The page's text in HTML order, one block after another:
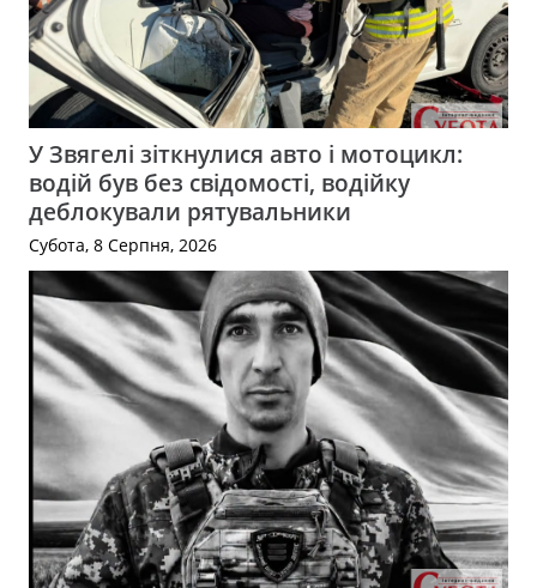
У Звягелі зіткнулися авто і мотоцикл:
водій був без свідомості, водійку
деблокували рятувальники
Субота, 8 Серпня, 2026